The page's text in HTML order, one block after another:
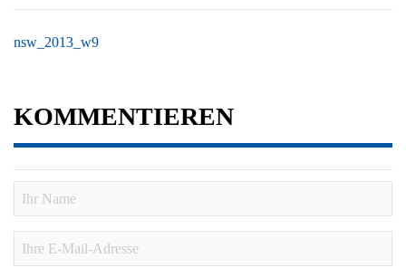
nsw_2013_w9
KOMMENTIEREN